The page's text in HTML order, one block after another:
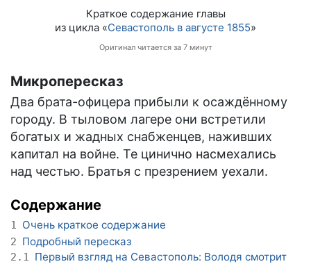
Краткое содержание главы
из цикла «Севастополь в августе 1855»
Оригинал читается за 7 минут
Микропересказ
Два брата-офицера прибыли к осаждённому
городу. В тыловом лагере они встретили
богатых и жадных снабженцев, наживших
капитал на войне. Те цинично насмехались
над честью. Братья с презрением уехали.
Содержание
1 Очень краткое содержание
2 Подробный пересказ
2.1 Первый взгляд на Севастополь: Володя смотрит